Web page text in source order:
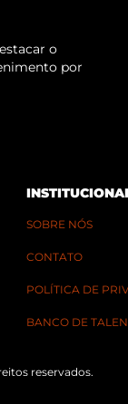
o
por
SOBRE NÓS
CONTATO
POLÍTICA DE
BANCO DE
reservados.